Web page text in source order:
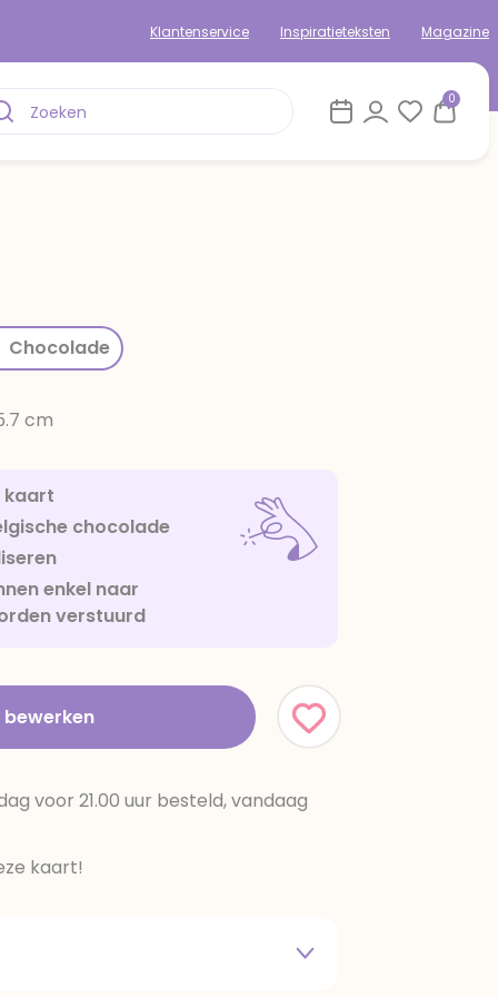
Klantenservice Inspiratieteksten Magazine
0
Chocolade
cm
kaart
chocolade
enkel naar
verstuurd
voor 21.00 uur besteld, vandaag
kaart!